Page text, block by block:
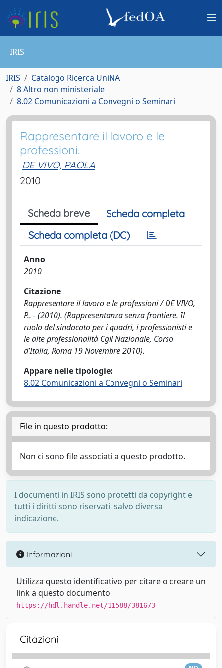
IRIS
IRIS
Catalogo Ricerca UniNA
8 Altro non ministeriale
8.02 Comunicazioni a Convegni o Seminari
Rappresentare il lavoro e le
professioni.
DE VIVO, PAOLA
2010
Scheda breve
Scheda completa
Scheda completa (DC)
Anno
2010
Citazione
Rappresentare il lavoro e le professioni / DE VIVO,
P.. - (2010). (Rappresentanza senza frontiere. Il
ruolo del sindacato per i quadri, i professionisti e
le alte professionalità Cgil Nazionale, Corso
d’Italia, Roma 19 Novembre 2010).
Appare nelle tipologie:
8.02 Comunicazioni a Convegni o Seminari
File in questo prodotto:
Non ci sono file associati a questo prodotto.
I documenti in IRIS sono protetti da copyright e
tutti i diritti sono riservati, salvo diversa
indicazione.
Informazioni
Utilizza questo identificativo per citare o creare un
link a questo documento:
https://hdl.handle.net/11588/381673
Citazioni